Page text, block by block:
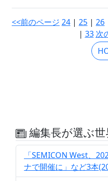
<<前のページ 24 | 25 | 26
| 33 次
編集長が選ぶ世
「SEMICON West、
ナで開催に」など3本